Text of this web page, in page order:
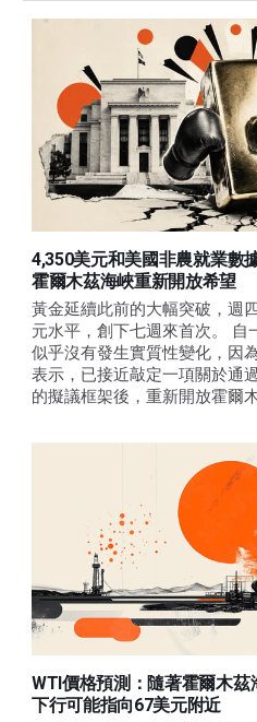
4,350美元和美國非農就業數
霍爾木茲海峽重新開放希望
黃金延續此前的大幅突破，週
元水平，創下七週來首次。 自
似乎沒有發生實質性變化，因
表示，已接近敲定一項關於通
的擬議框架後，重新開放霍爾
WTI價格預測：隨著霍爾木茲
下行可能指向67美元附近